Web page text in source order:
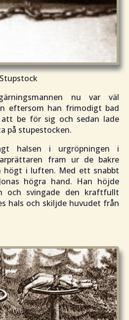
Stupstock
nu var väl
eftersom han frimodigt bad
att be för sig och sedan lade
på stupestocken.
halsen i urgröpningen i
fram ur de bakre
högt i luften. Med ett snabbt
högra hand. Han höjde
och svingade den kraftfullt
hals och skiljde huvudet från